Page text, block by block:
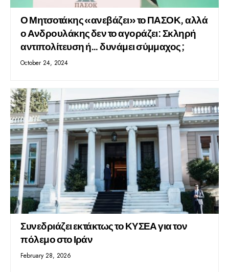
Ο Μητσοτάκης «ανεβάζει» το ΠΑΣΟΚ, αλλά
ο Ανδρουλάκης δεν το αγοράζει: Σκληρή
αντιπολίτευση ή… δυνάμει σύμμαχος;
October 24, 2024
Συνεδριάζει εκτάκτως το ΚΥΣΕΑ για τον
πόλεμο στο Ιράν
February 28, 2026